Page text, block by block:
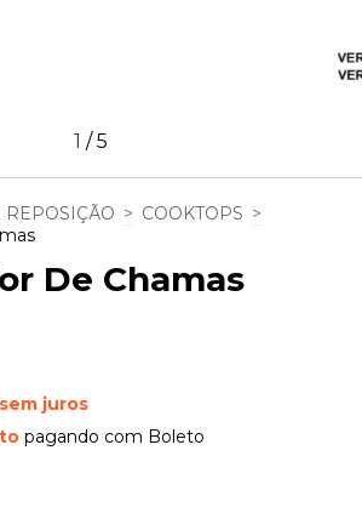
1 /5
REPOSIÇÃO > COOKTOPS >
De Chamas
sem juros
pagando com Boleto